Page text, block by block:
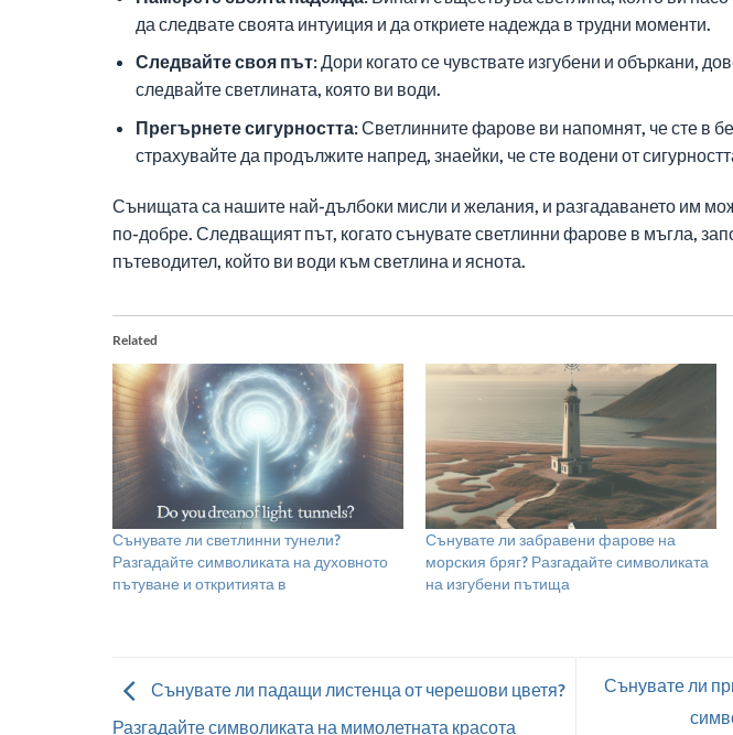
да следвате своята интуиция и да откриете надежда в трудни моменти.
Следвайте своя път:Дори когато се чувствате изгубени и объркани,
следвайте светлината, която ви води.
Прегърнете сигурността:Светлинните фарове ви напомнят, че сте в
страхувайте да продължите напред, знаейки, че сте водени от
Сънищата са нашите най-дълбоки мисли и желания, и разгадаването им
по-добре. Следващият път, когато сънувате светлинни фарове в мъгла,
пътеводител, който ви води към светлина и яснота.
Related
Сънувате ли светлинни тунели?
Разгадайте символиката на духовното
пътуване и откритията в
Сънувате ли забравени фарове на
морския бряг? Разгадайте символиката
на изгубени пътища
Сънувате ли падащи листенца от черешови цветя?
Разгадайте символиката на мимолетната красота
Сънувате ли